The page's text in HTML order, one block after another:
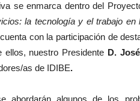
se enmarca dentro del
la tecnología y el trabajo en
con la participación de
ellos, nuestro Presidente D.
as de IDIBE.
abordarán algunos de los